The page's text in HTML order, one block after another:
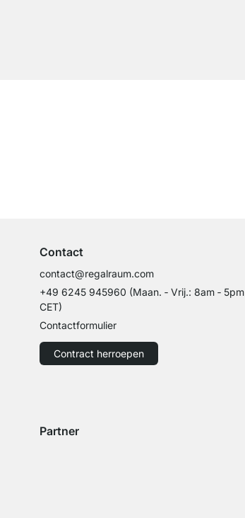
Contact
contact@regalraum.com
+49 6245 945960 (Maan. ‑ Vrij.: 8am ‑ 5pm
CET)
Contactformulier
Contract herroepen
Partner